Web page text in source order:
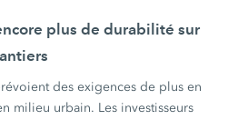
plus de durabilité sur
des exigences de plus en
milieu urbain. Les investisseurs